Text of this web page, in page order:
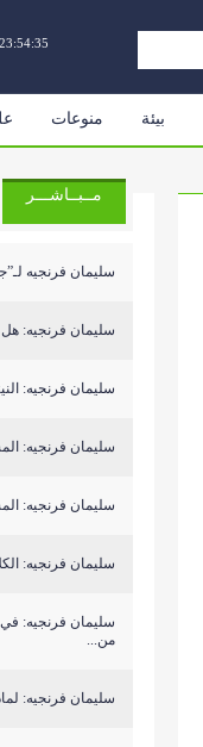
بيئة منوعات
مــبــاشـــر
سليمان فرنجيه
سليمان فرنجيه:
سليمان فرنجيه:
سليمان فرنجيه:
سليمان فرنجيه:
سليمان فرنجيه:
سليمان فرنجيه:
من...
سليمان فرنجيه: